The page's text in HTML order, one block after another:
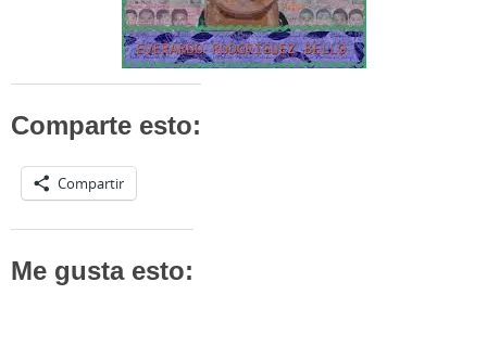
Comparte esto:
Compartir
Me gusta esto: